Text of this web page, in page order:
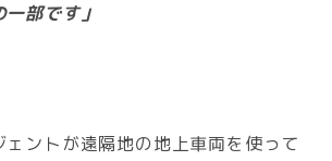
部です」
ントが遠隔地の地上車両を使って